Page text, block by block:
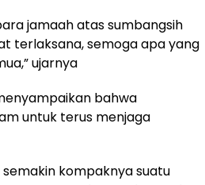
jamaah atas sumbangsih
terlaksana, semoga apa yang
ujarnya
bahwa
untuk terus menjaga
kompaknya suatu